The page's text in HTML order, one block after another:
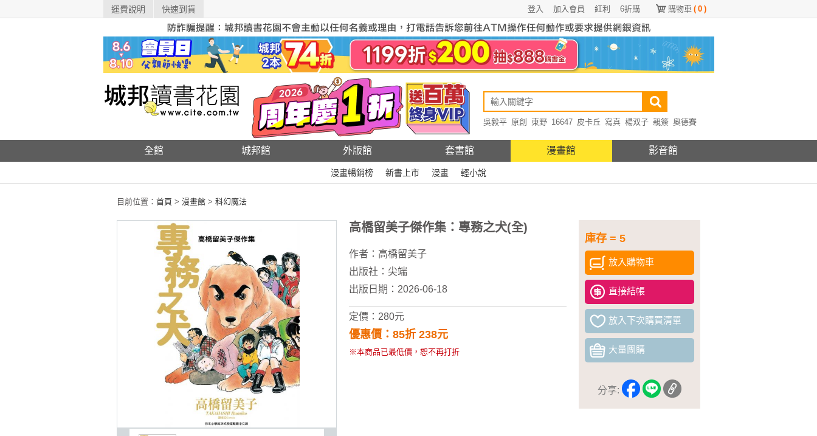
運費說明 快速到貨 購物車 ( 0 )
6折購
紅利
加入會員
登入
吳毅平 原創 東野 16647 皮卡丘 寫真 楊双子 親簽 奧德賽
全館 城邦館 外版館 套書館 漫畫館 影音館
漫畫暢銷榜 新書上市 漫畫 輕小說
目前位置： 首頁 > 漫畫館 > 科幻魔法
庫存 = 5
放入購物車
直接結帳
放入下次購買清單
大量團購
分享:
高橋留美子傑作集：專務之犬(全)
作者： 高橋留美子
出版社： 尖端
出版日期：2026-06-18
定價：280元
優惠價：85折 238元
※本商品已最低價，恕不再打折